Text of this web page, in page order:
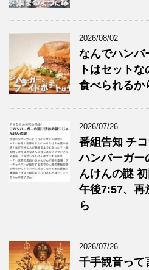
2026/08/02
なんでハンバ
トはセット
食べられるか
2026/07/26
番組告知 チ
ハンバーガ
んけんの謎
午後7:57、再
ら
2026/07/26
千手観音って